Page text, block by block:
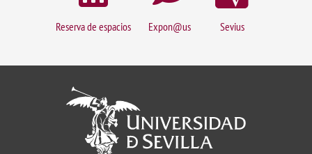
Reserva de espacios Expon@us Sevius